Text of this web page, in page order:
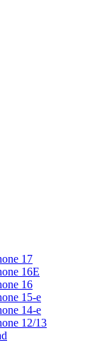
17
16E
16
15-е
14-е
12/13